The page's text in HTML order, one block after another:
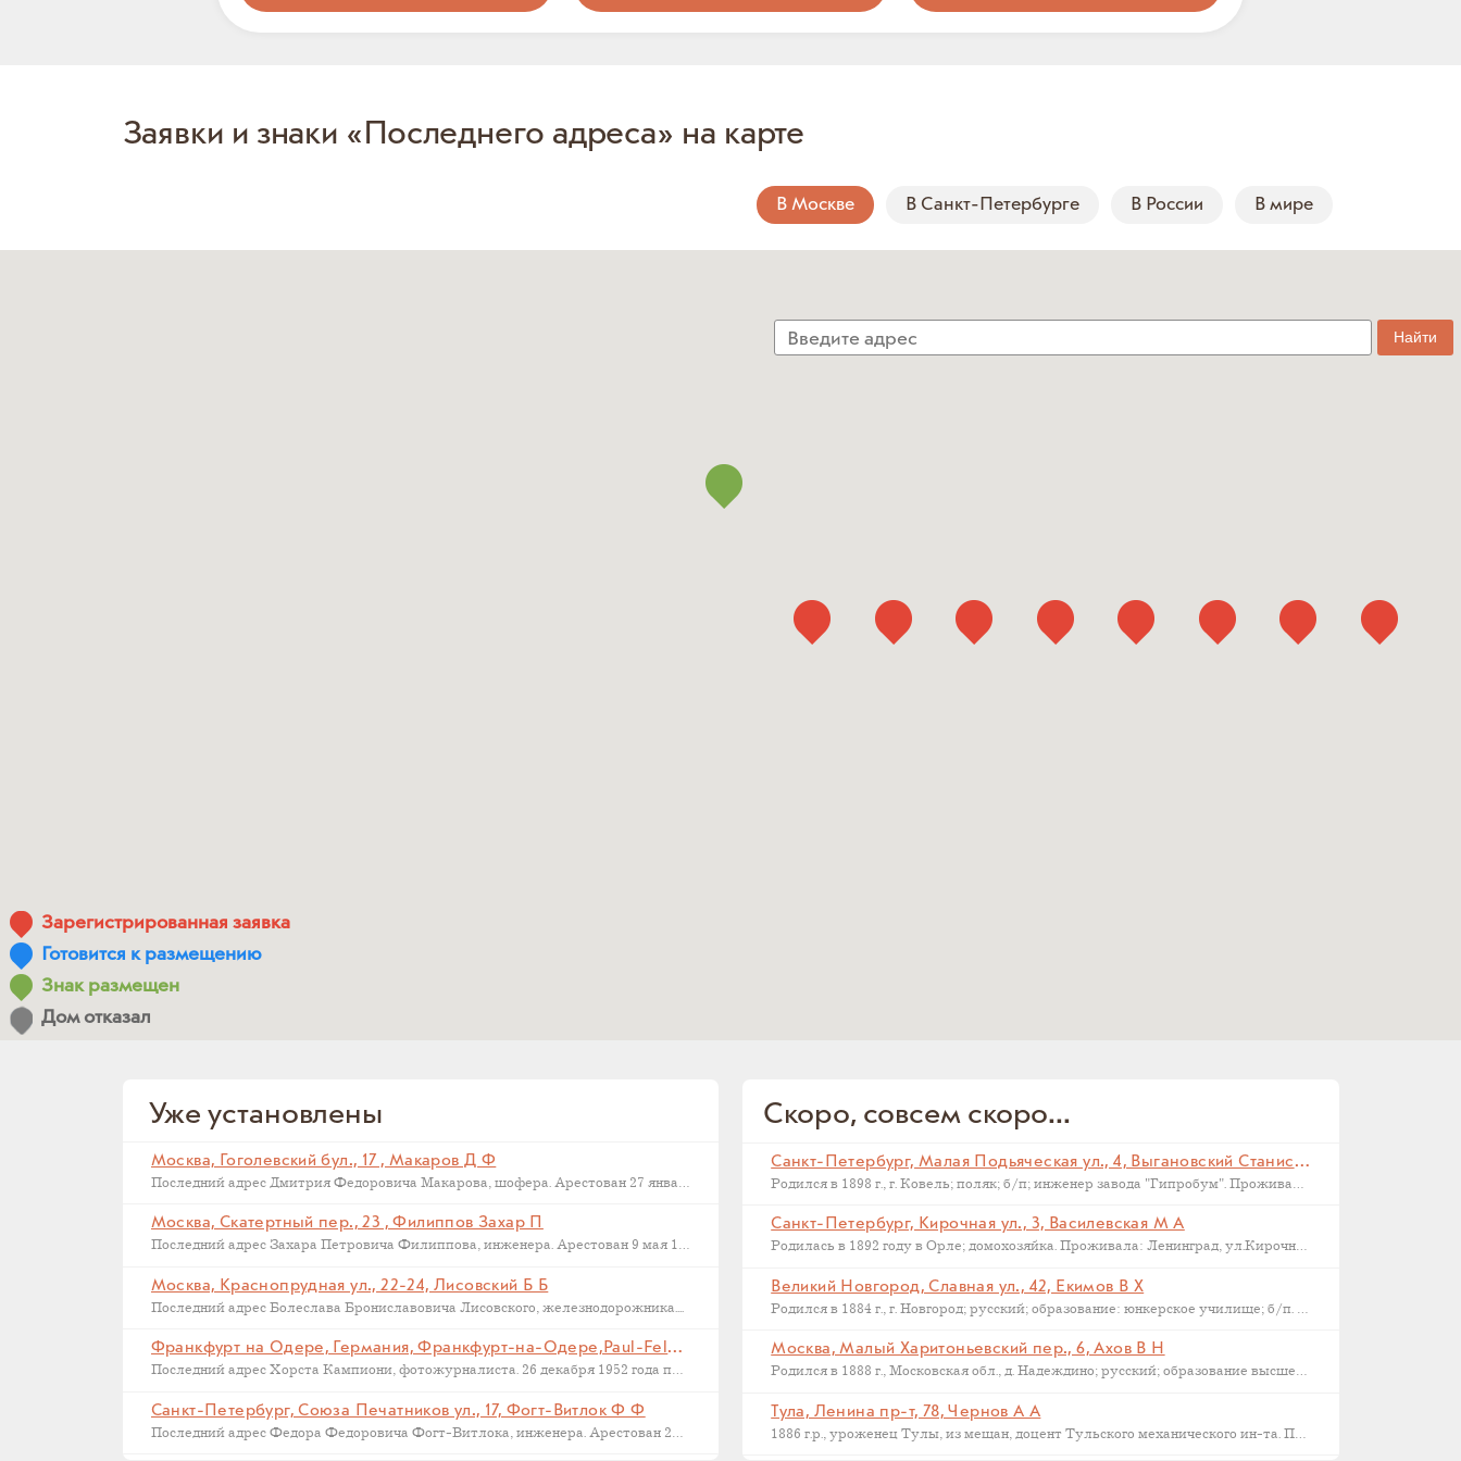
Заявки и знаки «Последнего адреса» на карте
В Москве В Санкт-Петербурге В России В мире
Зарегистрированная заявка
Готовится к размещению
Знак размещен
Дом отказал
Уже установлены
Москва, Гоголевский бул., 17 , Макаров Д Ф
Последний адрес Дмитрия Федоровича Макарова, шофера. Арестован 27 января 1937...
Москва, Скатертный пер., 23 , Филиппов Захар П
Последний адрес Захара Петровича Филиппова, инженера. Арестован 9 мая 1933...
Москва, Краснопрудная ул., 22-24, Лисовский Б Б
Последний адрес Болеслава Брониславовича Лисовского, железнодорожника....
Франкфурт на Одере, Германия, Франкфурт-на-Одере,Paul-Feldner-Straße, 13, Кампиони Х Г
Последний адрес Хорста Кампиони, фотожурналиста. 26 декабря 1952 года приговорен...
Санкт-Петербург, Союза Печатников ул., 17, Фогт-Витлок Ф Ф
Последний адрес Федора Федоровича Фогт-Витлока, инженера. Арестован 27 июня...
Скоро, совсем скоро...
Санкт-Петербург, Малая Подьяческая ул., 4, Выгановский Станислав С (
Родился в 1898 г., г. Ковель; поляк; б/п; инженер завода "Гипробум". Проживал: Ленинград, Малая Подьяческая ул., д.4, кв.18. Арестован 16 сентября 1937 г. Приговорен: Комиссия НКВД и прокуратуры СССР 23 сентября 1937 г., обв.: 58-6-9-11 УК РСФСР. Расстрелян 28 сентября 1937 г. Реабилитирован 16.09.1957.
Санкт-Петербург, Кирочная ул., 3, Василевская М А
Родилась в 1892 году в Орле; домохозяйка. Проживала: Ленинград, ул.Кирочная, д.3, кв.2. Арестована: сентябрь-ноябрь 1937 года. Была сослана в Казахстан как ЧСИР. Умерла в 1944-45 г, село Манкент, Южный Казахстан.
Великий Новгород, Славная ул., 42, Екимов В Х
Родился в 1884 г., г. Новгород; русский; образование: юнкерское училище; б/п. Счетовод леспромхоза. Проживал: г. Новгород. Арестован 18 марта 1931 г. Приговорен: 23 апреля 1931 г. Приговор: Дело прекращено, освобожден. Бухгалтер артели "Сапожник". Арестован 2 апреля 1938 г. Приговор: ВМН.
Москва, Малый Харитоньевский пер., 6, Ахов В Н
Родился в 1888 г., Московская обл., д. Надеждино; русский; образование высшее; член ВКП(б); преподаватель Военной Академии РККА. Проживал: Москва, ул. М. Харитоньевская, 6-4. Арестован 31 декабря 1932 г. Приговорен: Коллегией ОГПУ 17 февраля 1933 г., обв.: террористической деятельности, к.-р. агитации и пропаганде. Расстрелян 21 марта 1933 г. Место захоронения – Москва, Ваганьковское кладбище. Реабилитирован 6 марта 1958 г.
Тула, Ленина пр-т, 78, Чернов А А
1886 г.р., уроженец Тулы, из мещан, доцент Тульского механического ин-та. Проживал: Тула, ул. Коммунаров 122, кв. 17. Арестован 24 января 1938 г. Обвинение: участник контрреволюционной эсеровской организации г. Тулы. Дата смерти – 9 октября 1938 года. Реабилитирован в 1955 году.